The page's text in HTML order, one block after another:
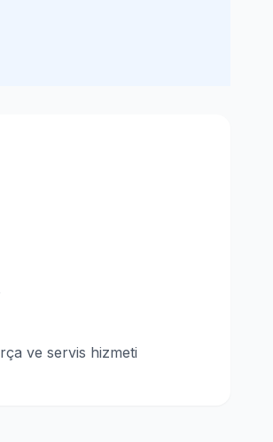
ve servis hizmeti